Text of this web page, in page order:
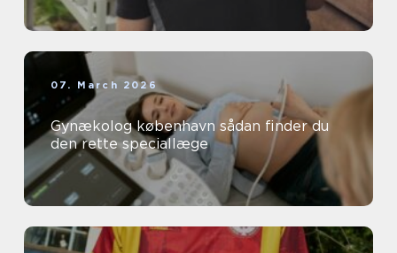
07. March 2026
Gynækolog københavn sådan finder du
den rette speciallæge